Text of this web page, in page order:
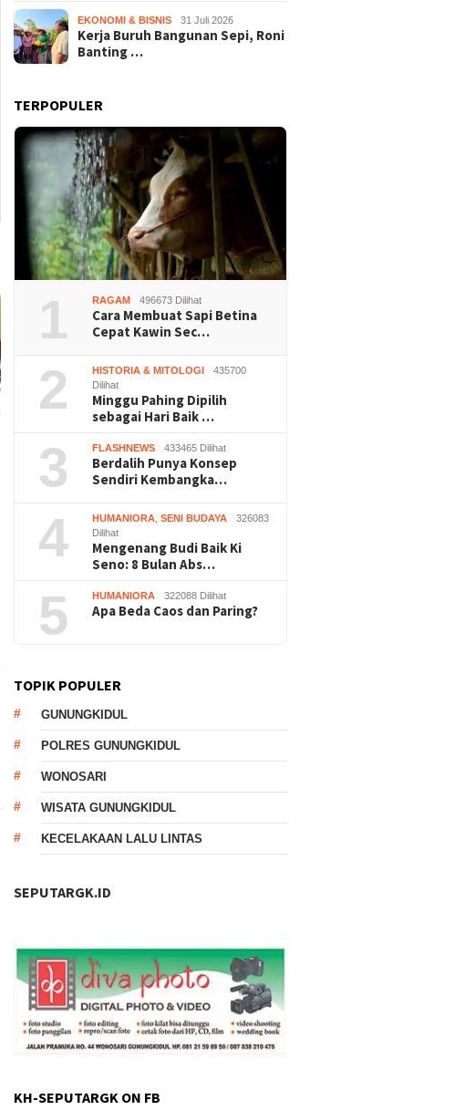
Pemkab Gunungkidul Dorong
Tol Tembus Nglanggeran,
Bahas Akses Jalan hingga
Potensi Pariwisata
Literasi Gunungkidul 2026
EKONOMI & BISNIS 31 Juli 2026
Kerja Buruh Bangunan Sepi, Roni
Banting …
TERPOPULER
1 RAGAM 496673 Dilihat
Cara Membuat Sapi Betina
Cepat Kawin Sec…
2 HISTORIA & MITOLOGI
435700
Dilihat
Minggu Pahing Dipilih
sebagai Hari Baik …
3 FLASHNEWS 433465 Dilihat
Berdalih Punya Konsep
Sendiri Kembangka…
4 HUMANIORA ,SENI BUDAYA
326083
Dilihat
Mengenang Budi Baik Ki
Seno: 8 Bulan Abs…
5 HUMANIORA 322088 Dilihat
Apa Beda Caos dan Paring?
TOPIK POPULER
GUNUNGKIDUL
POLRES GUNUNGKIDUL
WONOSARI
WISATA GUNUNGKIDUL
KECELAKAAN LALU LINTAS
SEPUTARGK.ID
KH-SEPUTARGK ON FB